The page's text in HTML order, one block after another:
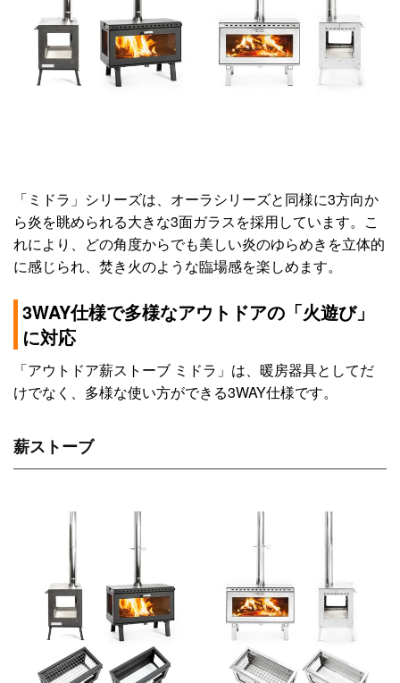
「ミドラ」シリーズは、オーラシリーズと同様に3方向か
ら炎を眺められる大きな3面ガラスを採用しています。こ
れにより、どの角度からでも美しい炎のゆらめきを立体的
に感じられ、焚き火のような臨場感を楽しめます。
3WAY仕様で多様なアウトドアの「火遊び」
に対応
「アウトドア薪ストーブ ミドラ」は、暖房器具としてだ
けでなく、多様な使い方ができる3WAY仕様です。
薪ストーブ